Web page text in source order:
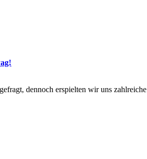
dennoch erspielten wir uns zahlreiche